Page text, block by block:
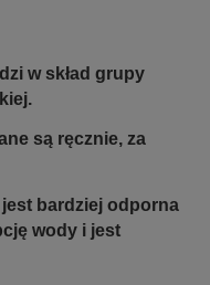
w skład grupy
są ręcznie, za
bardziej odporna
wody i jest